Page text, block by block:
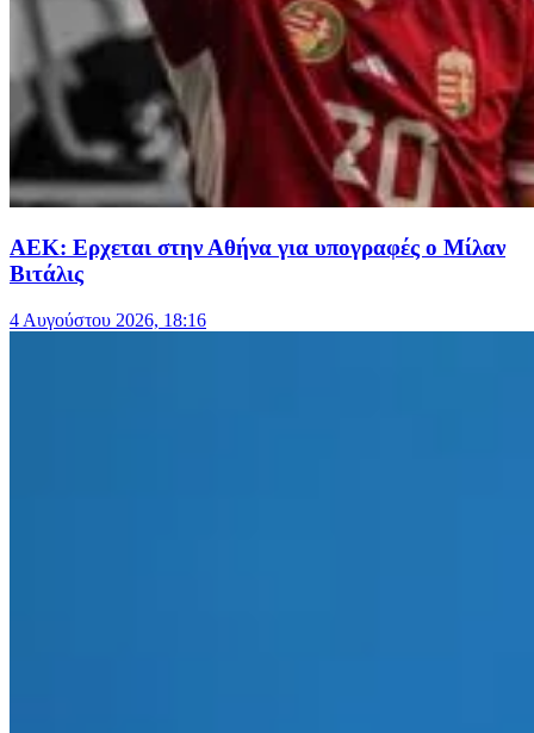
ΑΕΚ: Ερχεται στην Αθήνα για υπογραφές ο Μίλαν
Βιτάλις
4 Αυγούστου 2026, 18:16